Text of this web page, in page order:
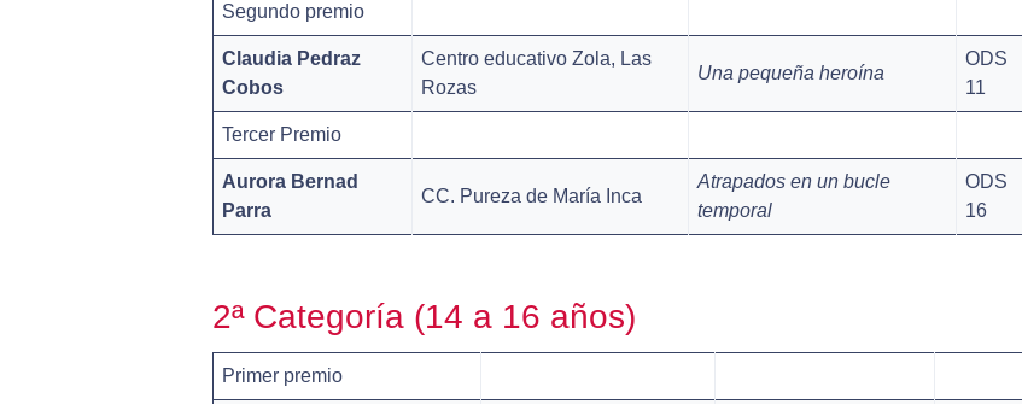
Segundo premio
Claudia Pedraz
Cobos
Centro educativo Zola, Las
Rozas
Una pequeña heroína
ODS
11
Tercer Premio
Aurora Bernad
Parra
CC. Pureza de María Inca
Atrapados en un bucle
temporal
ODS
16
2ª Categoría (14 a 16 años)
Primer premio